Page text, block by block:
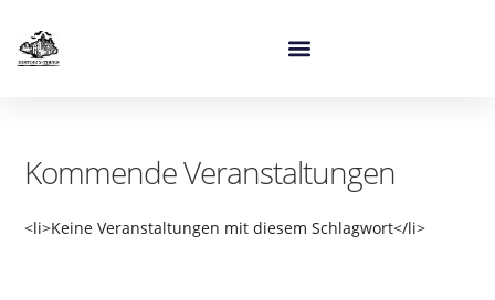
Kommende Veranstaltungen
<li>Keine Veranstaltungen mit diesem Schlagwort</li>